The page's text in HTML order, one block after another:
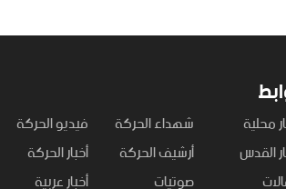
محلية شهداء الحركة
فيديو الحركة
القدس
أرشيف الحركة
أخبار الحركة
صوتيات أخبار عربية